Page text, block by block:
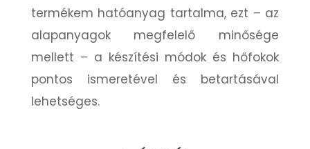
termékem hatóanyag tartalma, ezt – az
alapanyagok megfelelő minősége
mellett – a készítési módok és hőfokok
pontos ismeretével és betartásával
lehetséges.